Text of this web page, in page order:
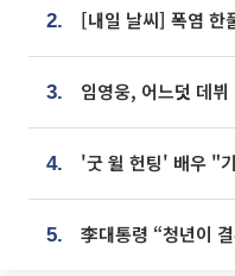
2.
3.
4.
5.